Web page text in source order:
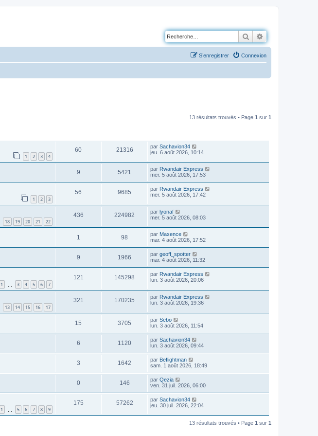
Rechercher
Connexion
S’enregistrer
13 résultats trouvés • Page 1 sur 1
1 2 3 4
60 21316 par Sachavion34
jeu. 6 août 2026, 10:14
9 5421 par Rwandair Express
mer. 5 août 2026, 17:53
1 2 3
56 9685 par Rwandair Express
mer. 5 août 2026, 17:42
18 19 20 21 22
436 224982 par lyonaf
mer. 5 août 2026, 08:03
1 98 par Maxence
mar. 4 août 2026, 17:52
9 1966 par geoff_spotter
mar. 4 août 2026, 11:32
1 3 4 5 6 7
121 145298 par Rwandair Express
lun. 3 août 2026, 20:06
13 14 15 16 17
321 170235 par Rwandair Express
lun. 3 août 2026, 19:36
15 3705 par Sebo
lun. 3 août 2026, 11:54
6 1120 par Sachavion34
lun. 3 août 2026, 09:44
3 1642 par Beflightman
sam. 1 août 2026, 18:49
0 146 par Qezia
ven. 31 juil. 2026, 06:00
1 5 6 7 8 9
175 57262 par Sachavion34
jeu. 30 juil. 2026, 22:04
13 résultats trouvés • Page 1 sur 1